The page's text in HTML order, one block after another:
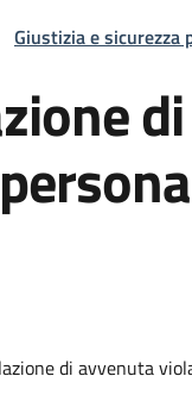
pane
Giustizia e sicurezza
di avvenuta